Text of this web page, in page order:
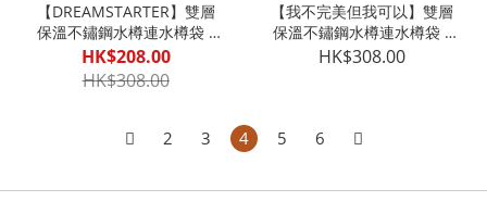
【DREAMSTARTER】雙層
保溫不鏽鋼水樽連水樽袋 -
軍綠
HK$208.00
HK$308.00
【我不完美但我可以】雙層
保溫不鏽鋼水樽連水樽袋 -
杏色
HK$308.00
2 3 4 5 6